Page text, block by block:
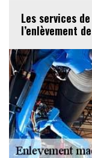
Les services
l’enlèvement